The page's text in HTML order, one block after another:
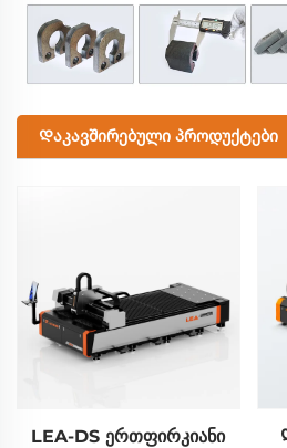
Დაკავშირებული Პროდუქტები
LEA-DS ერთფირკიანი